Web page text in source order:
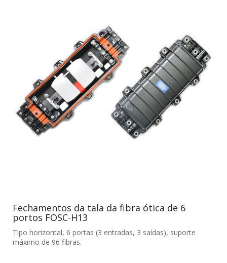
Fechamentos da tala da fibra ótica de 6
portos FOSC-H13
Tipo horizontal, 6 portas (3 entradas, 3 saídas), suporte
máximo de 96 fibras.